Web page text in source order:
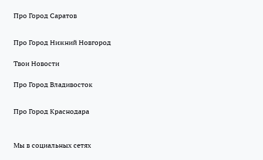
Про Город Саратов
Про Город Нижний Новгород
Твои Новости
Про Город Владивосток
Про Город Краснодара
Мы в социальных сетях